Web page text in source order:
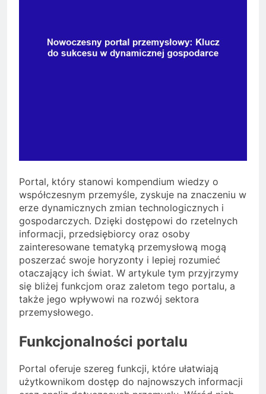
Portal, który stanowi kompendium wiedzy o
współczesnym przemyśle, zyskuje na znaczeniu w
erze dynamicznych zmian technologicznych i
gospodarczych. Dzięki dostępowi do rzetelnych
informacji, przedsiębiorcy oraz osoby
zainteresowane tematyką przemysłową mogą
poszerzać swoje horyzonty i lepiej rozumieć
otaczający ich świat. W artykule tym przyjrzymy
się bliżej funkcjom oraz zaletom tego portalu, a
także jego wpływowi na rozwój sektora
przemysłowego.
Funkcjonalności portalu
Portal oferuje szereg funkcji, które ułatwiają
użytkownikom dostęp do najnowszych informacji